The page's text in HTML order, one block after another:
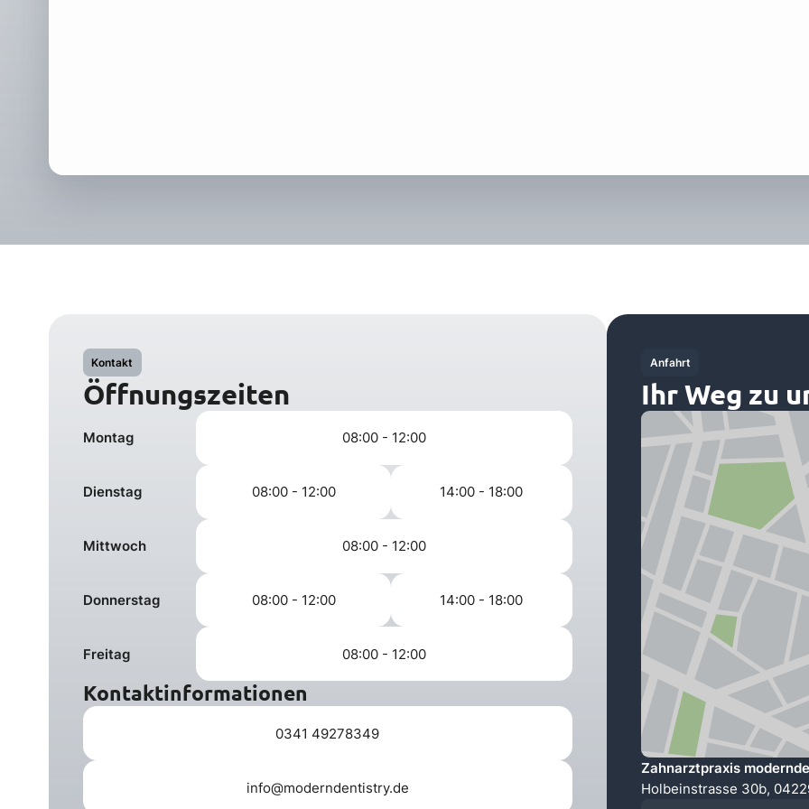
Kontakt
Öffnungszeiten
Montag 08:00 - 12:00
Dienstag 08:00 - 12:00 14:00 - 18:00
Mittwoch 08:00 - 12:00
Donnerstag 08:00 - 12:00 14:00 - 18:00
Freitag 08:00 - 12:00
Kontaktinformationen
0341 49278349
info@moderndentistry.de
Anfahrt
Ihr Weg zu
Zahnarztpraxis
Holbeinstrasse 30b,